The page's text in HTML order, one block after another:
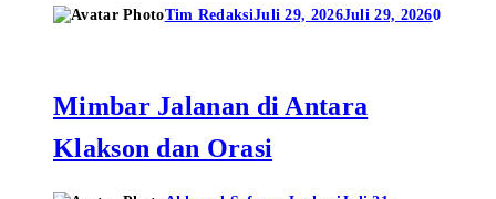
Tim RedaksiJuli 29, 2026Juli 29, 20260
Mimbar Jalanan di Antara
Klakson dan Orasi